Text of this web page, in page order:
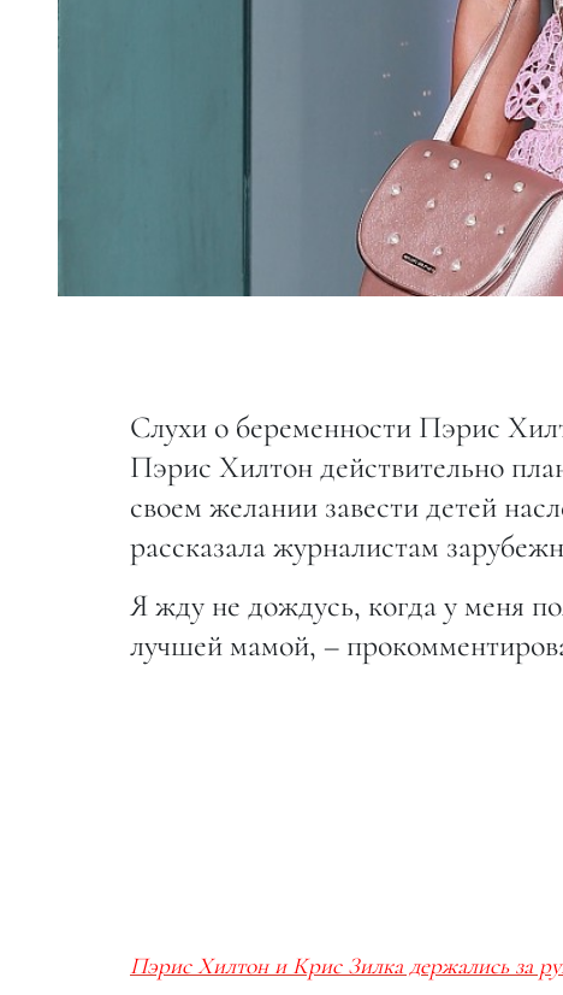
Слухи о беременности Пэрис
Пэрис Хилтон действительно
своем желании завести детей
рассказала журналистам
Я жду не дождусь, когда у меня
лучшей мамой, –
Пэрис Хилтон и Крис Зилка держались за